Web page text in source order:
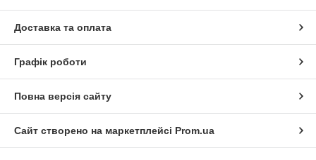
Доставка та оплата
Графік роботи
Повна версія сайту
Сайт створено на маркетплейсі Prom.ua